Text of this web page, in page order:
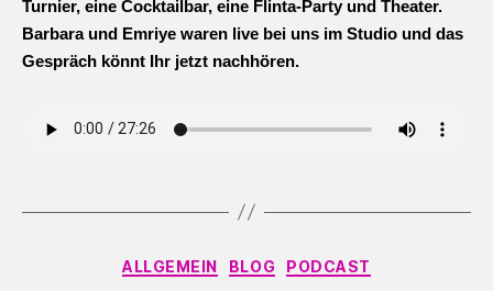
Turnier, eine Cocktailbar, eine Flinta-Party und Theater.
Barbara und Emriye waren live bei uns im Studio und das
Gespräch könnt Ihr jetzt nachhören.
Kategorien
ALLGEMEIN BLOG PODCAST